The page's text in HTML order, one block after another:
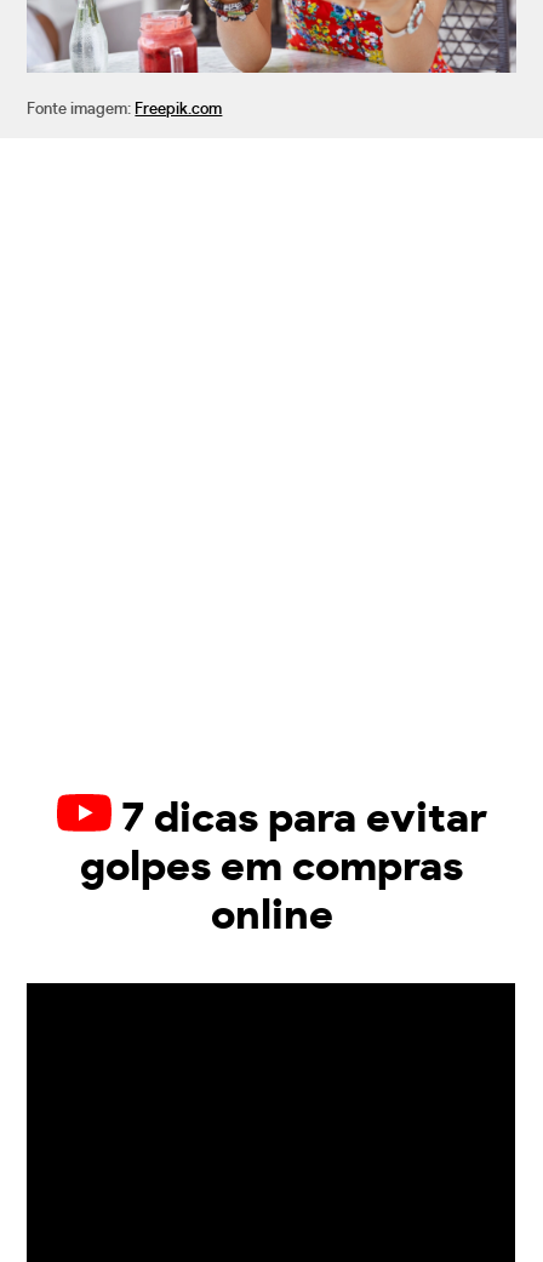
Fonte imagem: Freepik.com
7 dicas para evitar
golpes em compras
online